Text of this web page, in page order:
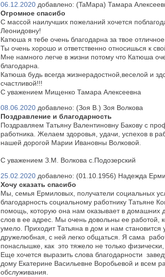
06.12.2020 добавлено: (TaMapa) Тамара
Огромное спасибо
С массой наилучших пожеланий хочется
Леонидовну!
Катюша я тебе очень благодарна за твое
Ты очень хорошо и ответственно относишься к
Мне намного легче в жизни потому что Катюша
благодарна.
Катюша будь всегда жизнерадостной,веселой и
счастливой!!!
С уважением Мищенко Тамара Алексеевна
08.06.2020 добавлено: (Зоя В.) Зоя Волкова
Поздравление и благодарность
Поздравляем Татьяну Валентиновну Бакову с
работника. Желаем здоровья, удачи, успехов в
нашей дорогой Марии Ивановны Волковой.
С уважением З.М. Волкова с.Подозерский
25.02.2020 добавлено: (01.10.1956) Надежда
Хочу сказать спасибо
Мы, семья Ермиловых, получатели социальных
благодарность социальному работнику Татьяне
помощь, которую она нам оказывает в домашних
слов в ее адрес. Мы очень довольны ее работой,
умело. Приходит Татьяна в дом и нам
дружелюбная, с ней легко общаться. Я сама
понаслышке, как это тяжело не только
Еще хочется выразить слова благодарности
дому Екатерине Васильевне Воробьевой и всем
обслуживания.